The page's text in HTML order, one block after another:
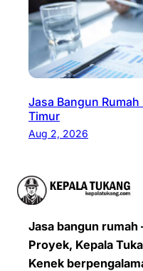
Jasa Bangun
Timur
Aug 2, 2026
Jasa bangun
Proyek, Kepala
Kenek